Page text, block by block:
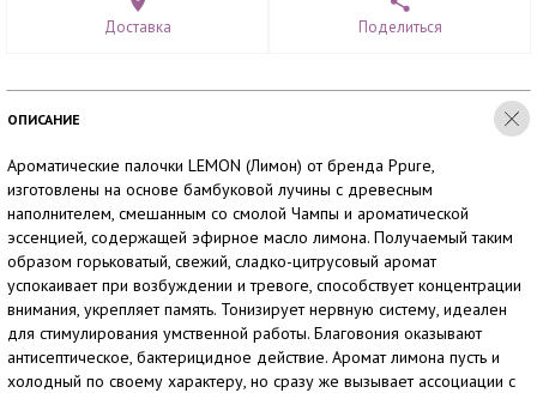
Доставка Поделиться
ОПИСАНИЕ
Ароматические палочки LEMON (Лимон) от бренда Ppure,
изготовлены на основе бамбуковой лучины с древесным
наполнителем, смешанным со смолой Чампы и ароматической
эссенцией, содержащей эфирное масло лимона. Получаемый таким
образом горьковатый, свежий, сладко-цитрусовый аромат
успокаивает при возбуждении и тревоге, способствует концентрации
внимания, укрепляет память. Тонизирует нервную систему, идеален
для стимулирования умственной работы. Благовония оказывают
антисептическое, бактерицидное действие. Аромат лимона пусть и
холодный по своему характеру, но сразу же вызывает ассоциации с